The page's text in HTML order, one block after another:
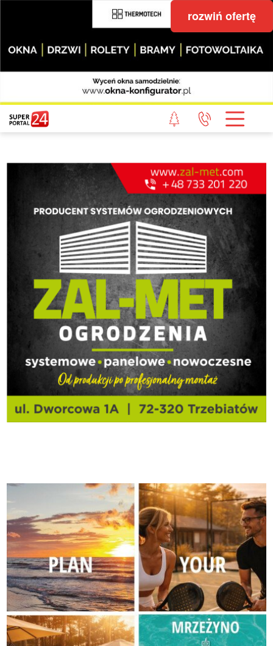
rozwiń ofertę